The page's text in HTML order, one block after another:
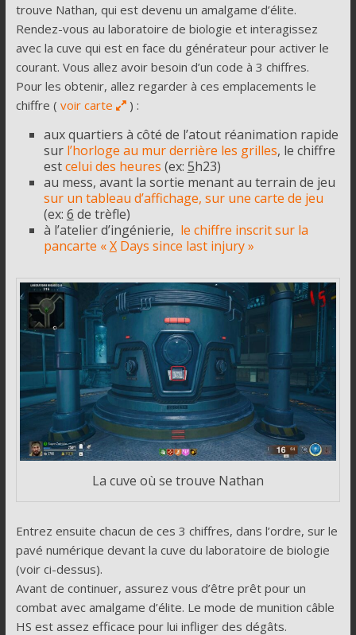
trouve Nathan, qui est devenu un amalgame d’élite.
Rendez-vous au laboratoire de biologie et interagissez
avec la cuve qui est en face du générateur pour activer le
courant. Vous allez avoir besoin d’un code à 3 chiffres.
Pour les obtenir, allez regarder à ces emplacements le
chiffre ( voir carte ) :
aux quartiers à côté de l’atout réanimation rapide
sur l’horloge au mur derrière les grilles, le chiffre
estcelui des heures (ex: 5h23)
au mess, avant la sortie menant au terrain de jeu
sur un tableau d’affichage, sur une carte de jeu
(ex: 6 de trèfle)
à l’atelier d’ingénierie, le chiffre inscrit sur la
pancarte «XDays since last injury »
La cuve où se trouve Nathan
Entrez ensuite chacun de ces 3 chiffres, dans l’ordre, sur le
pavé numérique devant la cuve du laboratoire de biologie
(voir ci-dessus).
Avant de continuer, assurez vous d’être prêt pour un
combat avec amalgame d’élite. Le mode de munition câble
HS est assez efficace pour lui infliger des dégâts.